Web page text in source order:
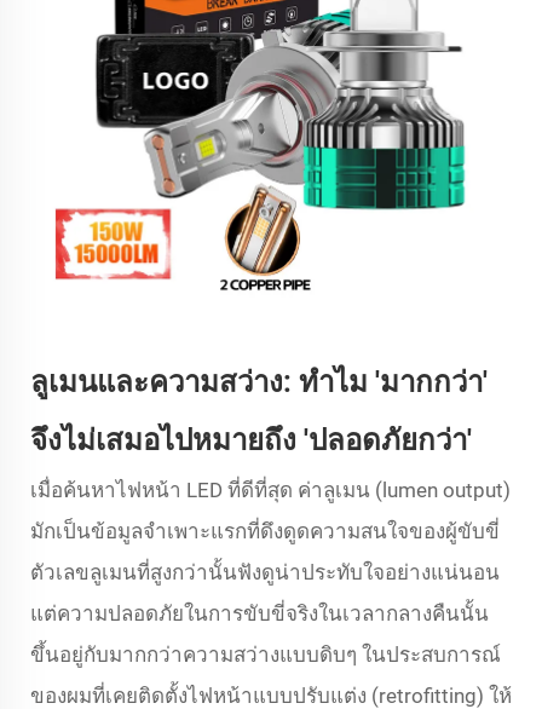
ลูเมนและความสว่าง: ทำไม 'มากกว่า'
จึงไม่เสมอไปหมายถึง 'ปลอดภัยกว่า'
เมื่อค้นหาไฟหน้า LED ที่ดีที่สุด ค่าลูเมน (lumen output)
มักเป็นข้อมูลจำเพาะแรกที่ดึงดูดความสนใจของผู้ขับขี่
ตัวเลขลูเมนที่สูงกว่านั้นฟังดูน่าประทับใจอย่างแน่นอน
แต่ความปลอดภัยในการขับขี่จริงในเวลากลางคืนนั้น
ขึ้นอยู่กับมากกว่าความสว่างแบบดิบๆ ในประสบการณ์
ของผมที่เคยติดตั้งไฟหน้าแบบปรับแต่ง (retrofitting) ให้